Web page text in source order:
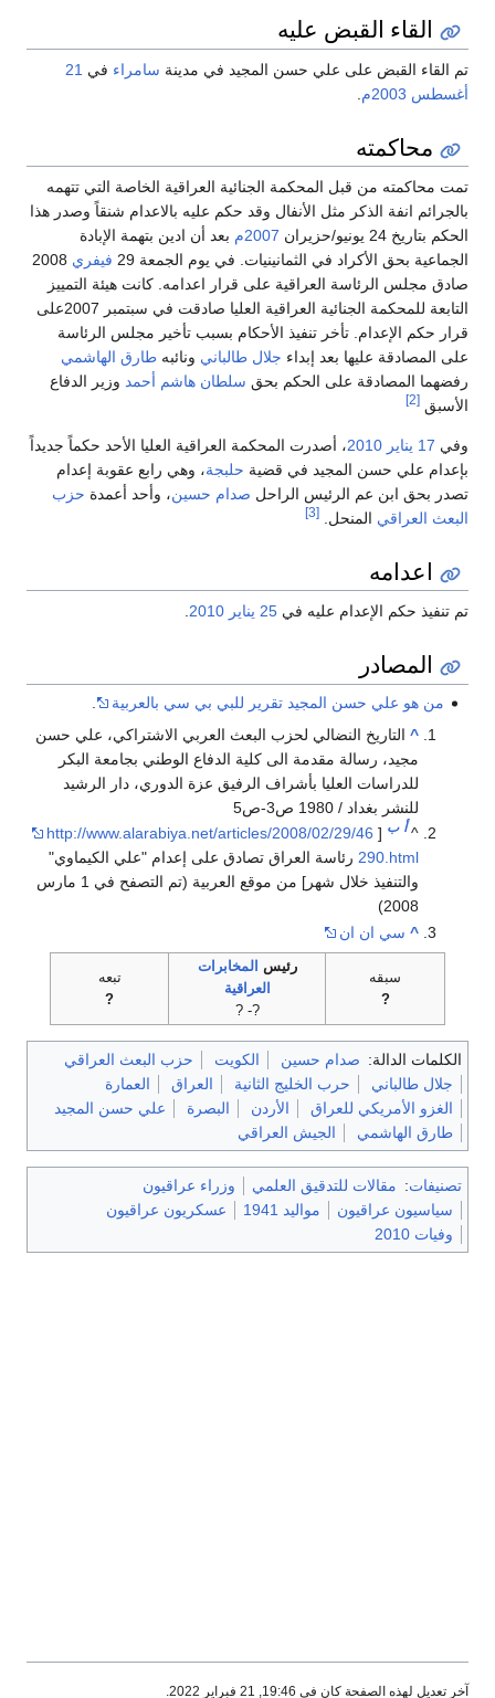
القاء القبض عليه
تم القاء القبض على علي حسن المجيد في مدينة سامراء في 21
أغسطس 2003م
محاكمته
تمت محاكمته من قبل المحكمة الجنائية العراقية الخاصة التي تتهمه
بالجرائم انفة الذكر مثل الأنفال وقد حكم عليه بالاعدام شنقاً وصدر هذا
الحكم بتاريخ 24 يونيو/حزيران
2007م
بعد أن ادين بتهمة الإبادة
الجماعية بحق الأكراد في الثمانينيات. في يوم الجمعة 29
فيفري 2008
صادق مجلس الرئاسة العراقية على قرار اعدامه. كانت هيئة التمييز
التابعة للمحكمة الجنائية العراقية العليا صادقت في سبتمبر 2007على
قرار حكم الإعدام. تأخر تنفيذ الأحكام بسبب تأخير مجلس الرئاسة
على المصادقة عليها بعد إبداء جلال طالباني ونائبه طارق الهاشمي
رفضهما المصادقة على الحكم بحق سلطان هاشم أحمد وزير الدفاع
الأسبق [2]
وفي 17 يناير 2010، أصدرت المحكمة العراقية العليا الأحد حكماً جديداً
بإعدام علي حسن المجيد في قضية حلبجة، وهي رابع عقوبة إعدام
تصدر بحق ابن عم الرئيس الراحل صدام حسين، وأحد أعمدة حزب
البعث العراقي المنحل. [3]
اعدامه
تم تنفيذ حكم الإعدام عليه في 25 يناير 2010
.
المصادر
من هو علي حسن المجيد تقرير للبي بي سي بالعربية
^ التاريخ النضالي لحزب البعث العربي الاشتراكي، علي حسن
مجيد، رسالة مقدمة الى كلية الدفاع الوطني بجامعة البكر
للدراسات العليا بأشراف الرفيق عزة الدوري، دار الرشيد
للنشر بغداد / 1980 ص3-ص5
^أ ب [
http://www.alarabiya.net/articles/2008/02/29/46
290.htmlرئاسة العراق تصادق على إعدام "علي الكيماوي"
والتنفيذ خلال شهر] من موقع العربية (تم التصفح في 1 مارس
2008)
^ سي ان ان
سبقه
?
رئيس المخابرات
العراقية
?- ?
تبعه
?
الكلمات الدالة: صدام حسين الكويت
حزب البعث العراقي
جلال طالباني
حرب الخليج الثانية العراق
العمارة
الغزو الأمريكي للعراق
الأردن البصرة
علي حسن المجيد
طارق الهاشمي
الجيش العراقي
تصنيفات: مقالات للتدقيق العلمي
وزراء عراقيون
سياسيون عراقيون
مواليد 1941
عسكريون عراقيون
وفيات 2010
آخر تعديل لهذه الصفحة كان في 19:46, 21 فبراير 2022.